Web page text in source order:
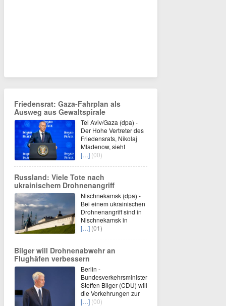
Friedensrat: Gaza-Fahrplan als
Ausweg aus Gewaltspirale
Tel Aviv/Gaza (dpa) -
Der Hohe Vertreter des
Friedensrats, Nikolaj
Mladenow, sieht
[…] (00)
Russland: Viele Tote nach
ukrainischem Drohnenangriff
Nischnekamsk (dpa) -
Bei einem ukrainischen
Drohnenangriff sind in
Nischnekamsk in
[…] (01)
Bilger will Drohnenabwehr an
Flughäfen verbessern
Berlin -
Bundesverkehrsminister
Steffen Bilger (CDU) will
die Vorkehrungen zur
[…] (00)